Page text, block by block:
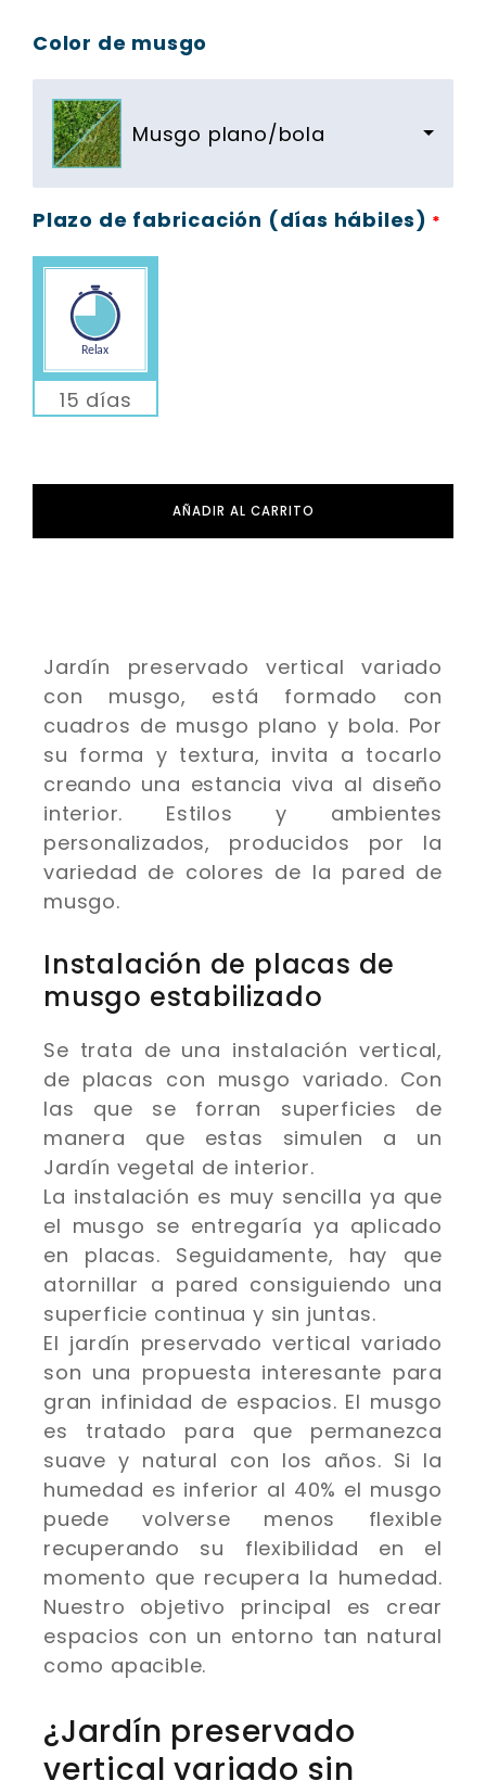
Jardín preservado vertical variado
con musgo, está formado con
cuadros de musgo plano y bola. Por
su forma y textura, invita a tocarlo
creando una estancia viva al diseño
interior. Estilos y ambientes
personalizados, producidos por la
variedad de colores de la pared de
musgo.
Instalación de placas de
musgo estabilizado
Se trata de una instalación vertical,
de placas con musgo variado. Con
las que se forran superficies de
manera que estas simulen a un
Jardín vegetal de interior.
La instalación es muy sencilla ya que
el musgo se entregaría ya aplicado
en placas. Seguidamente, hay que
atornillar a pared consiguiendo una
superficie continua y sin juntas.
El jardín preservado vertical variado
son una propuesta interesante para
gran infinidad de espacios. El musgo
es tratado para que permanezca
suave y natural con los años. Si la
humedad es inferior al 40% el musgo
puede volverse menos flexible
recuperando su flexibilidad en el
momento que recupera la humedad.
Nuestro objetivo principal es crear
espacios con un entorno tan natural
como apacible.
¿Jardín preservado
vertical variado sin
Color de musgo
Musgo plano/bola
Plazo de fabricación (días hábiles) *
15 días
AÑADIR AL CARRITO